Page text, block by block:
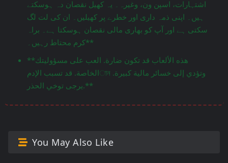
اشتہارات، اسپن ون، وغیرہ۔ یہ کھیل نقصان دہ ہوسکتے
ہیں۔ اپنی ذمہ داری اور خطرے پر کھیلیں۔ ان کی لت لگ
سکتی ہے اور آپ کو بھاری مالی نقصان ہوسکتا ہے۔ براہ
کرم محتاط رہیں۔**
**هذه الألعاب قد تكون ضارة. العب على مسؤوليتك
الخاصة. قد تسبب الإدمান وتؤدي إلى خسائر مالية كبيرة.
يرجى توخي الحذر.**
You May Also Like